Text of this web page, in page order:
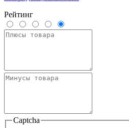
Рейтинг
Captcha